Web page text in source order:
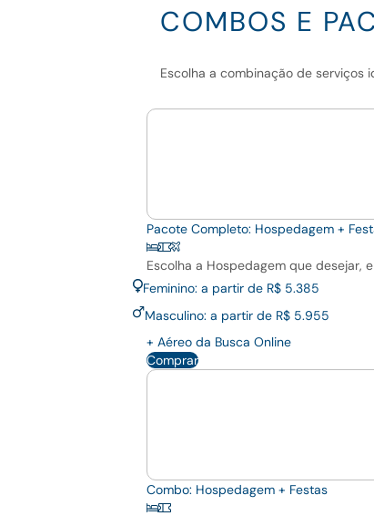
COMBOS E
Escolha a combinação de serviços
Pacote Completo: Hospedagem +
Escolha a Hospedagem que desejar,
Feminino: a partir de R$ 5.385
Masculino: a partir de R$ 5.955
+ Aéreo da Busca Online
Comprar
Combo: Hospedagem + Festas